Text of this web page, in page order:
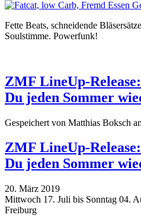
Fette Beats, schneidende
Soulstimme. Powerfunk!
ZMF LineUp-
Du jeden Sommer
Gespeichert von Matthias Boksch
ZMF LineUp-
Du jeden Sommer
20. März 2019
Mittwoch 17. Juli bis Sonntag 04.
Freiburg